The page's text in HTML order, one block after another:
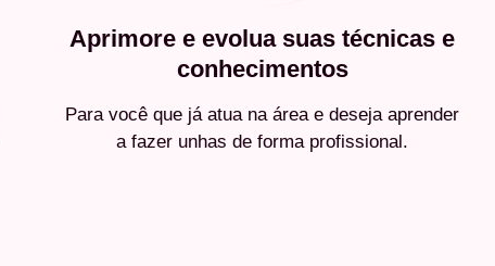
Aprimore e evolua suas técnicas e
conhecimentos
Para você que já atua na área e deseja aprender
a fazer unhas de forma profissional.